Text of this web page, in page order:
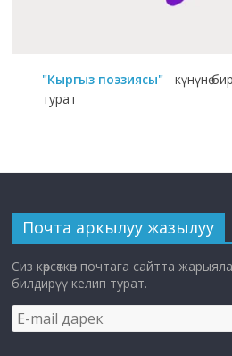
"Кыргыз поэзиясы" - күнүнө
турат
Почта аркылуу жазылуу
Сиз көрсөткөн почтага сайтта
билдирүү келип турат.
E-
mail